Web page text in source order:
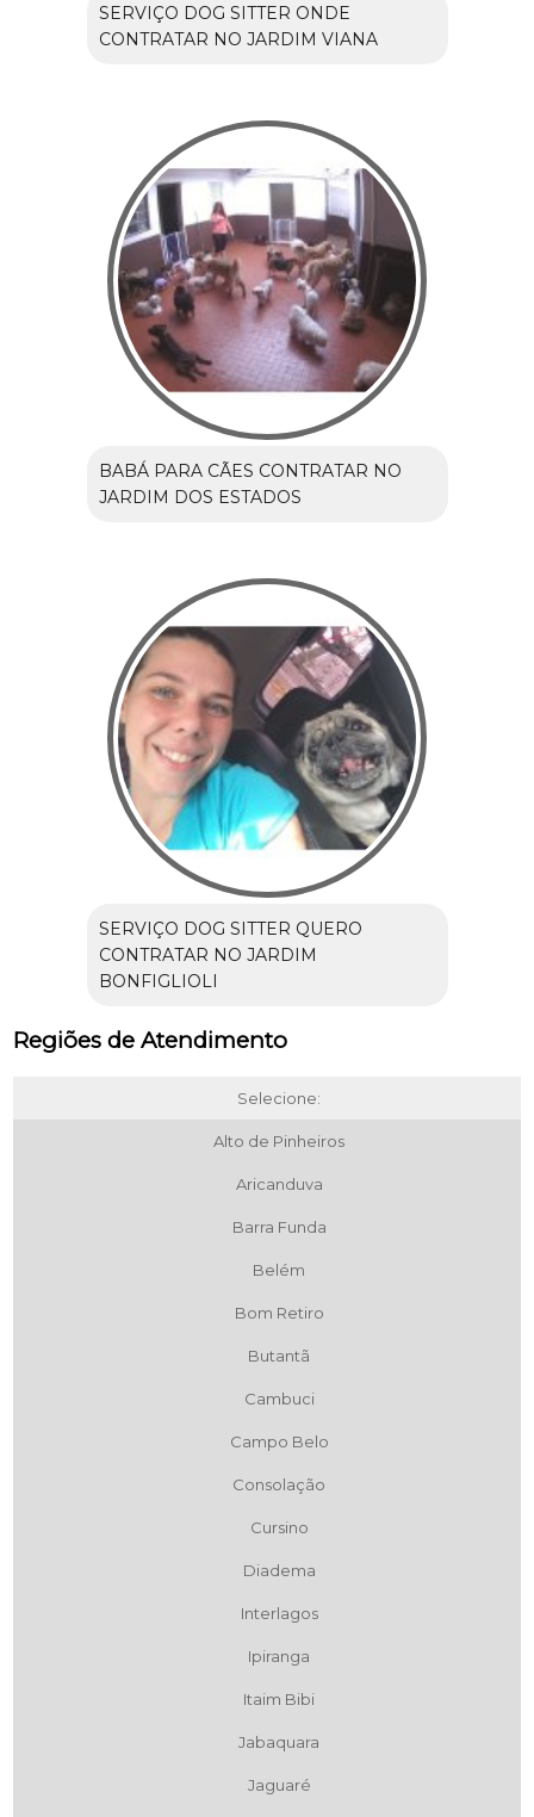
SERVIÇO DOG SITTER ONDE
CONTRATAR NO JARDIM VIANA
BABÁ PARA CÃES CONTRATAR NO
JARDIM DOS ESTADOS
SERVIÇO DOG SITTER QUERO
CONTRATAR NO JARDIM
BONFIGLIOLI
Regiões de Atendimento
Selecione:
Alto de Pinheiros
Aricanduva
Barra Funda
Belém
Bom Retiro
Butantã
Cambuci
Campo Belo
Consolação
Cursino
Diadema
Interlagos
Ipiranga
Itaim Bibi
Jabaquara
Jaguaré